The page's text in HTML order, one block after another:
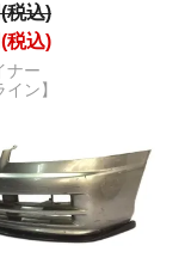
税込)
税込)
ナー
イン】